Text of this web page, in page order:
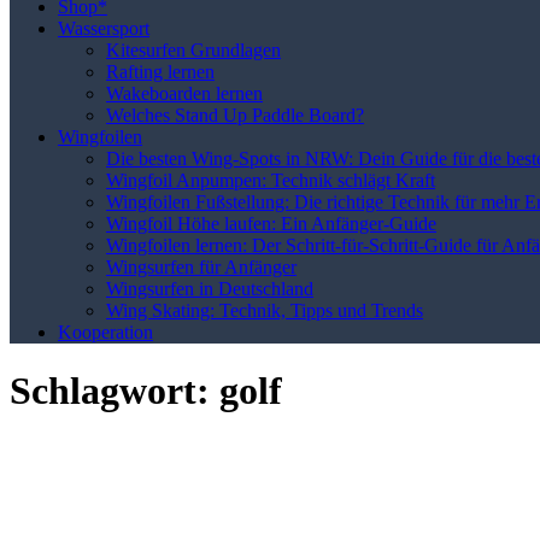
Shop*
Wassersport
Kitesurfen Grundlagen
Rafting lernen
Wakeboarden lernen
Welches Stand Up Paddle Board?
Wingfoilen
Die besten Wing-Spots in NRW: Dein Guide für die
Wingfoil Anpumpen: Technik schlägt Kraft
Wingfoilen Fußstellung: Die richtige Technik für mehr
Wingfoil Höhe laufen: Ein Anfänger-Guide
Wingfoilen lernen: Der Schritt-für-Schritt-Guide für
Wingsurfen für Anfänger
Wingsurfen in Deutschland
Wing Skating: Technik, Tipps und Trends
Kooperation
Schlagwort: golf